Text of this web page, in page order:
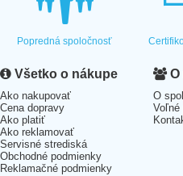
Popredná spoločnosť
Všetko o nákupe
Ako nakupovať
Cena dopravy
Ako platiť
Ako reklamovať
Servisné strediská
Obchodné podmienky
Reklamačné podmienky
O
O
Voľné